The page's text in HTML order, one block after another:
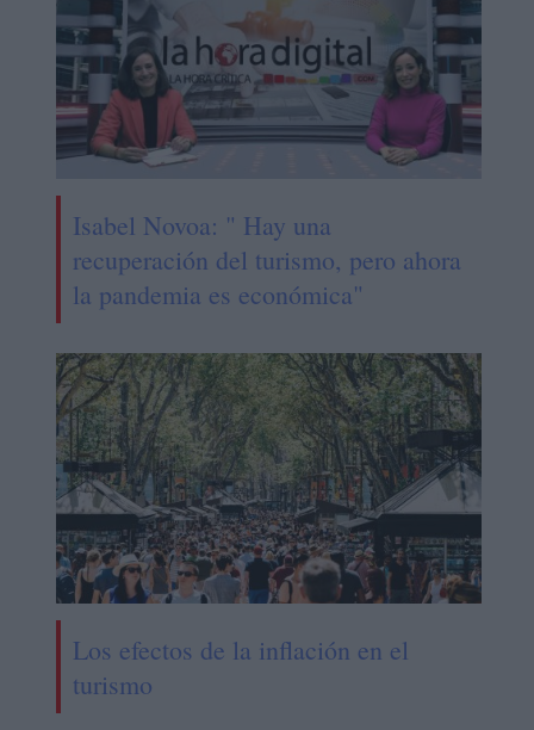
Isabel Novoa: " Hay una
recuperación del turismo, pero ahora
la pandemia es económica"
Los efectos de la inflación en el
turismo